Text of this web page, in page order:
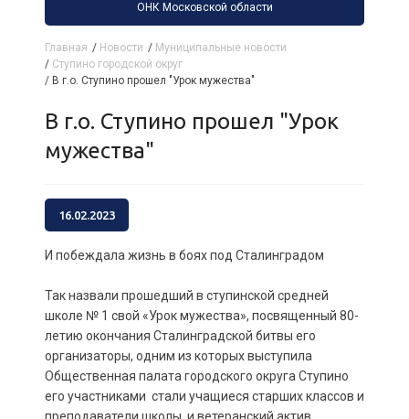
ОНК Московской области
Главная / Новости / Муниципальные новости
/ Ступино городской округ
/ В г.о. Ступино прошел "Урок мужества"
В г.о. Ступино прошел "Урок
мужества"
16.02.2023
И побеждала жизнь в боях под Сталинградом
Так назвали прошедший в ступинской средней
школе № 1 свой «Урок мужества», посвященный 80-
летию окончания Сталинградской битвы его
организаторы, одним из которых выступила
Общественная палата городского округа Ступино
его участниками стали учащиеся старших классов и